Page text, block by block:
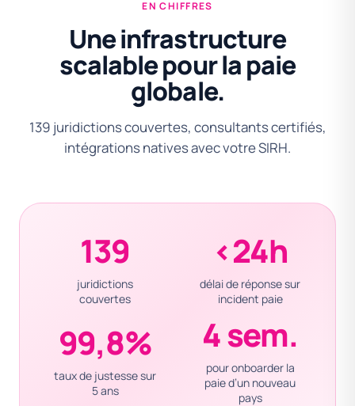
EN CHIFFRES
Une infrastructure
scalable pour la paie
globale.
139 juridictions couvertes, consultants certifiés,
intégrations natives avec votre SIRH.
139
juridictions
couvertes
<24h
délai de réponse sur
incident paie
99,8%
taux de justesse sur
5 ans
4 sem.
pour onboarder la
paie d’un nouveau
pays